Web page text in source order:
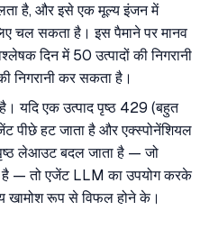
है, और इसे एक मूल्य इंजन में
चल सकता है। इस पैमाने पर मानव
दिन में 50 उत्पादों की निगरानी
निगरानी कर सकता है।
यदि एक उत्पाद पृष्ठ 429 (बहुत
पीछे हट जाता है और एक्स्पोनेंशियल
लेआउट बदल जाता है — जो
है — तो एजेंट LLM का उपयोग करके
खामोश रूप से विफल होने के।